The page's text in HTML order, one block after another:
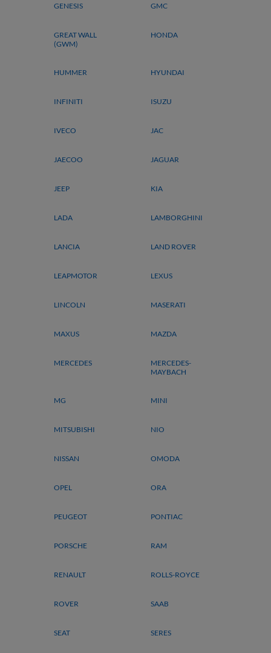
GENESIS GMC
GREAT WALL
(GWM)
HONDA
HUMMER HYUNDAI
INFINITI ISUZU
IVECO JAC
JAECOO JAGUAR
JEEP KIA
LADA LAMBORGHINI
LANCIA LAND ROVER
LEAPMOTOR LEXUS
LINCOLN MASERATI
MAXUS MAZDA
MERCEDES
MERCEDES-
MAYBACH
MG MINI
MITSUBISHI NIO
NISSAN OMODA
OPEL ORA
PEUGEOT PONTIAC
PORSCHE RAM
RENAULT ROLLS-ROYCE
ROVER SAAB
SEAT SERES